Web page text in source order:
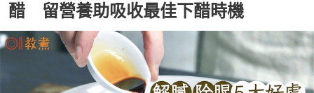
醋 留營養助吸收最佳下醋時機